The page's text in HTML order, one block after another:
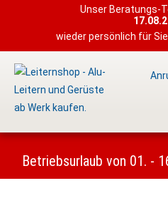
Unser Beratungs-
wieder persönlich für Sie
Betriebsurlaub von 01. -